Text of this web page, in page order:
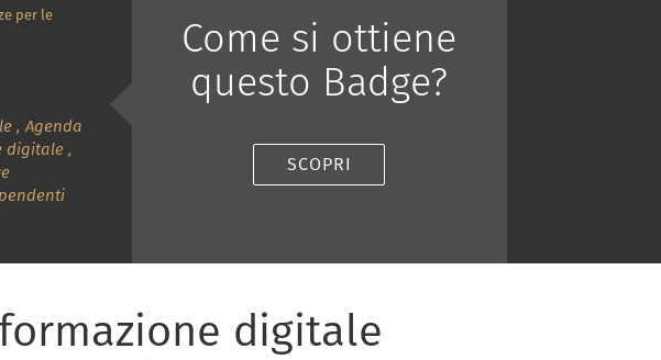
per le
,Agenda
digitale ,
Come si ottiene
questo Badge?
SCOPRI
digitale